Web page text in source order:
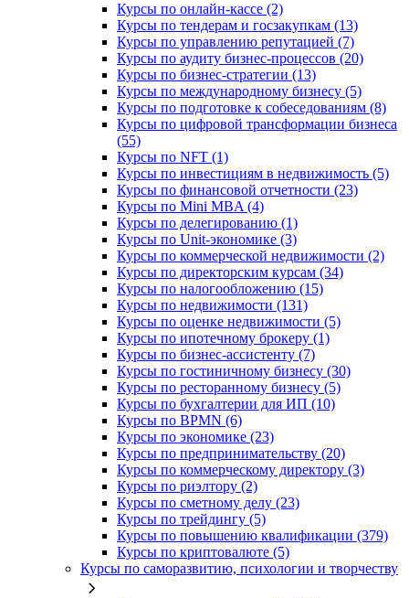
Курсы по онлайн-кассе (2)
Курсы по тендерам и госзакупкам (13)
Курсы по управлению репутацией (7)
Курсы по аудиту бизнес-процессов (20)
Курсы по бизнес-стратегии (13)
Курсы по международному бизнесу (5)
Курсы по подготовке к собеседованиям (8)
Курсы по цифровой трансформации бизнеса
(55)
Курсы по NFT (1)
Курсы по инвестициям в недвижимость (5)
Курсы по финансовой отчетности (23)
Курсы по Mini MBA (4)
Курсы по делегированию (1)
Курсы по Unit-экономике (3)
Курсы по коммерческой недвижимости (2)
Курсы по директорским курсам (34)
Курсы по налогообложению (15)
Курсы по недвижимости (131)
Курсы по оценке недвижимости (5)
Курсы по ипотечному брокеру (1)
Курсы по бизнес-ассистенту (7)
Курсы по гостиничному бизнесу (30)
Курсы по ресторанному бизнесу (5)
Курсы по бухгалтерии для ИП (10)
Курсы по BPMN (6)
Курсы по экономике (23)
Курсы по предпринимательству (20)
Курсы по коммерческому директору (3)
Курсы по риэлтору (2)
Курсы по сметному делу (23)
Курсы по трейдингу (5)
Курсы по повышению квалификации (379)
Курсы по криптовалюте (5)
Курсы по саморазвитию, психологии и творчеству